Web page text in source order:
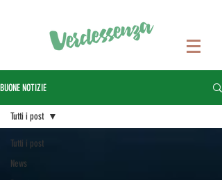
BUONE NOTIZIE
Tutti i post
News
Tutti i post